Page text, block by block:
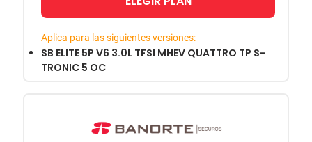
Aplica para las siguientes versiones:
SB ELITE 5P V6 3.0L TFSI MHEV QUATTRO TP S-
TRONIC 5 OC